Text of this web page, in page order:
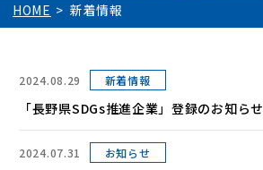
HOME 新着情報
2024.08.29 新着情報
「長野県SDGs推進企業」登録のお知らせ
2024.07.31 お知らせ